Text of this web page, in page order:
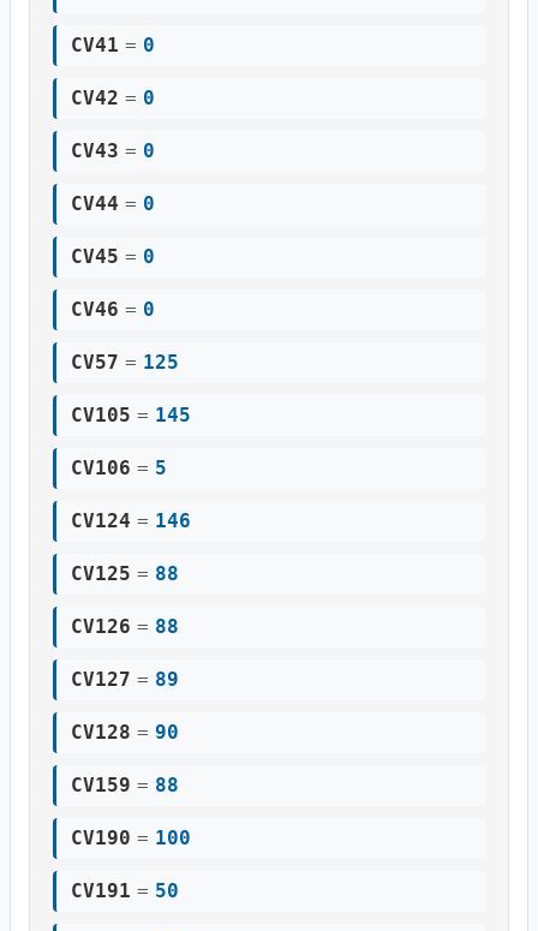
CV41 = 0
CV42 = 0
CV43 = 0
CV44 = 0
CV45 = 0
CV46 = 0
CV57 = 125
CV105 = 145
CV106 = 5
CV124 = 146
CV125 = 88
CV126 = 88
CV127 = 89
CV128 = 90
CV159 = 88
CV190 = 100
CV191 = 50